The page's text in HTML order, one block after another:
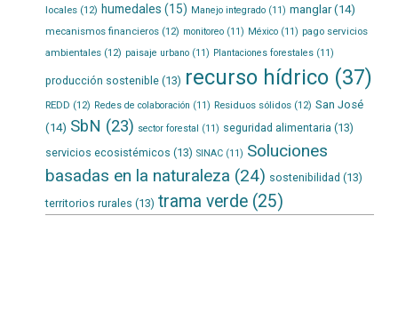
locales(12) humedales (15) Manejo integrado(11) manglar(14)
mecanismos financieros(12) monitoreo(11) México(11) pago servicios
ambientales(12) paisaje urbano(11) Plantaciones forestales(11)
producción sostenible(13) recurso hídrico(37)
REDD (12) Redes de colaboración (11) Residuos sólidos(12) San José
(14) SbN (23) sector forestal (11) seguridad alimentaria (13)
servicios ecosistémicos (13) SINAC(11) Soluciones
basadas en la naturaleza (24) sostenibilidad (13)
territorios rurales (13) trama verde(25)